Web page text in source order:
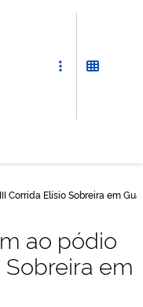
Corrida Elísio Sobreira em
ao pódio
Sobreira em